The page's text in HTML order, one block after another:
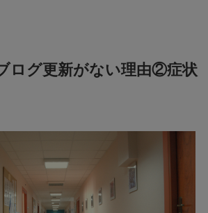
ログ更新がない理由②症状